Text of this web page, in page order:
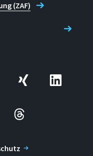
(ZAF)